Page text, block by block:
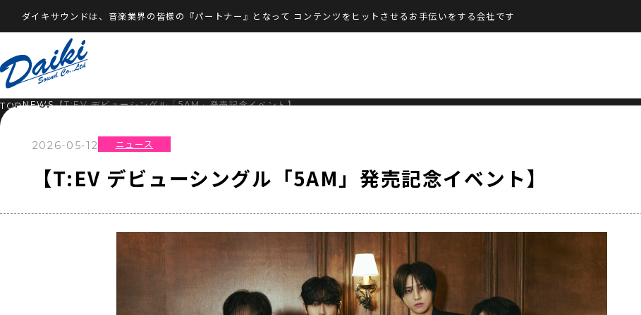
ダイキサウンドは、音楽業界の皆様の『パートナー』となって コンテンツをヒットさせるお手伝いをする会社です
TOPNEWS【T:EV デビューシングル「5AM」発売記念イベント】
2026-05-12 ニュース
【T:EV デビューシングル「5AM」発売記念イベント】